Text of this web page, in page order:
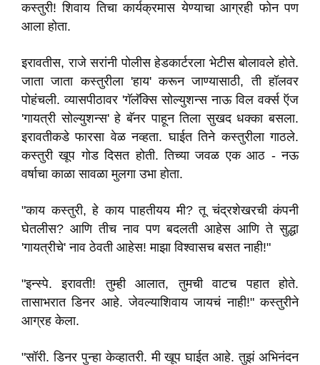
कस्तुरी! शिवाय तिचा कार्यक्रमास येण्याचा आग्रही फोन पण
आला होता.
इरावतीस, राजे सरांनी पोलीस हेडकार्टरला भेटीस बोलावले होते.
जाता जाता कस्तुरीला 'हाय' करून जाण्यासाठी, ती हॉलवर
पोहंचली. व्यासपीठावर 'गॅलॅक्सि सोल्युशन्स नाऊ विल वर्क्स ऍज
'गायत्री सोल्युशन्स' हे बॅनर पाहून तिला सुखद धक्का बसला.
इरावतीकडे फारसा वेळ नव्हता. घाईत तिने कस्तुरीला गाठले.
कस्तुरी खूप गोड दिसत होती. तिच्या जवळ एक आठ - नऊ
वर्षाचा काळा सावळा मुलगा उभा होता.
"काय कस्तुरी, हे काय पाहतीयय मी? तू चंद्रशेखरची कंपनी
घेतलीस? आणि तीच नाव पण बदलती आहेस आणि ते सुद्धा
'गायत्रीचे' नाव ठेवती आहेस! माझा विश्वासच बसत नाही!"
"इन्स्पे. इरावती! तुम्ही आलात, तुमची वाटच पहात होते.
तासाभरात डिनर आहे. जेवल्याशिवाय जायचं नाही!" कस्तुरीने
आग्रह केला.
"सॉरी. डिनर पुन्हा केव्हातरी. मी खूप घाईत आहे. तुझं अभिनंदन